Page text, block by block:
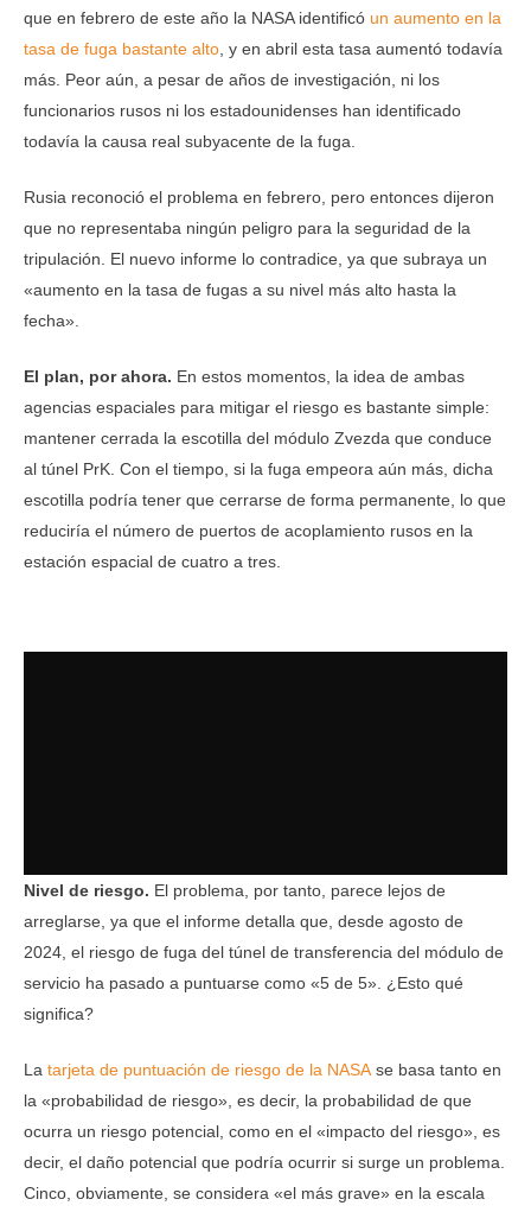
que en febrero de este año la NASA identificó un aumento en la
tasa de fuga bastante alto , y en abril esta tasa aumentó todavía
más. Peor aún, a pesar de años de investigación, ni los
funcionarios rusos ni los estadounidenses han identificado
todavía la causa real subyacente de la fuga.
Rusia reconoció el problema en febrero, pero entonces dijeron
que no representaba ningún peligro para la seguridad de la
tripulación. El nuevo informe lo contradice, ya que subraya un
«aumento en la tasa de fugas a su nivel más alto hasta la
fecha».
El plan, por ahora. En estos momentos, la idea de ambas
agencias espaciales para mitigar el riesgo es bastante simple:
mantener cerrada la escotilla del módulo Zvezda que conduce
al túnel PrK. Con el tiempo, si la fuga empeora aún más, dicha
escotilla podría tener que cerrarse de forma permanente, lo que
reduciría el número de puertos de acoplamiento rusos en la
estación espacial de cuatro a tres.
Nivel de riesgo. El problema, por tanto, parece lejos de
arreglarse, ya que el informe detalla que, desde agosto de
2024, el riesgo de fuga del túnel de transferencia del módulo de
servicio ha pasado a puntuarse como «5 de 5». ¿Esto qué
significa?
La tarjeta de puntuación de riesgo de la NASA se basa tanto en
la «probabilidad de riesgo», es decir, la probabilidad de que
ocurra un riesgo potencial, como en el «impacto del riesgo», es
decir, el daño potencial que podría ocurrir si surge un problema.
Cinco, obviamente, se considera «el más grave» en la escala